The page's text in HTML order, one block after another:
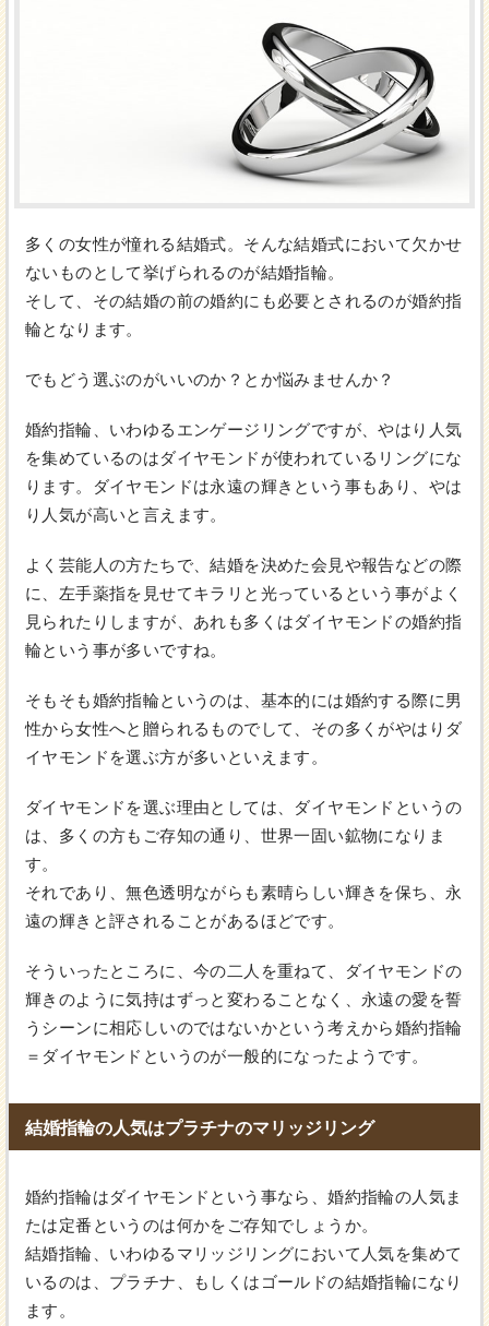
多くの女性が憧れる結婚式。そんな結婚式において欠かせ
ないものとして挙げられるのが結婚指輪。
そして、その結婚の前の婚約にも必要とされるのが婚約指
輪となります。
でもどう選ぶのがいいのか？とか悩みませんか？
婚約指輪、いわゆるエンゲージリングですが、やはり人気
を集めているのはダイヤモンドが使われているリングにな
ります。ダイヤモンドは永遠の輝きという事もあり、やは
り人気が高いと言えます。
よく芸能人の方たちで、結婚を決めた会見や報告などの際
に、左手薬指を見せてキラリと光っているという事がよく
見られたりしますが、あれも多くはダイヤモンドの婚約指
輪という事が多いですね。
そもそも婚約指輪というのは、基本的には婚約する際に男
性から女性へと贈られるものでして、その多くがやはりダ
イヤモンドを選ぶ方が多いといえます。
ダイヤモンドを選ぶ理由としては、ダイヤモンドというの
は、多くの方もご存知の通り、世界一固い鉱物になりま
す。
それであり、無色透明ながらも素晴らしい輝きを保ち、永
遠の輝きと評されることがあるほどです。
そういったところに、今の二人を重ねて、ダイヤモンドの
輝きのように気持はずっと変わることなく、永遠の愛を誓
うシーンに相応しいのではないかという考えから婚約指輪
＝ダイヤモンドというのが一般的になったようです。
結婚指輪の人気はプラチナのマリッジリング
婚約指輪はダイヤモンドという事なら、婚約指輪の人気ま
たは定番というのは何かをご存知でしょうか。
結婚指輪、いわゆるマリッジリングにおいて人気を集めて
いるのは、プラチナ、もしくはゴールドの結婚指輪になり
ます。